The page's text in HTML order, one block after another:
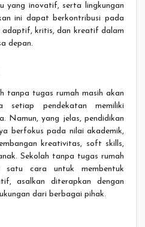
yang inovatif, serta lingkungan
ini dapat berkontribusi pada
adaptif, kritis, dan kreatif dalam
depan.
tanpa tugas rumah masih akan
setiap pendekatan memiliki
Namun, yang jelas, pendidikan
berfokus pada nilai akademik,
kreativitas, soft skills,
Sekolah tanpa tugas rumah
satu cara untuk membentuk
asalkan diterapkan dengan
dari berbagai pihak.